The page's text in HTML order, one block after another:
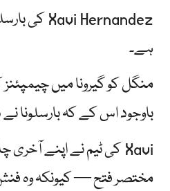
ہے۔
منگل کو گیرونا میں
باوجود اس کے کہ
مختصر فتح — کیونکہ وہ فنش لائن کی